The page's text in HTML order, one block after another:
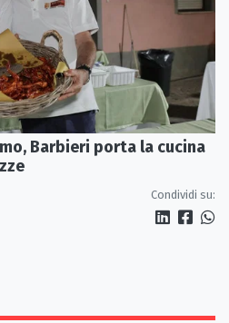
Barbieri porta la cucina
Condividi su: